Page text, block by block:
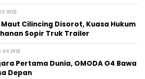
WIB
Cilincing Disorot, Kuasa Hukum
Sopir Truk Trailer
WIB
Pertama Dunia, OMODA O4 Bawa
Depan